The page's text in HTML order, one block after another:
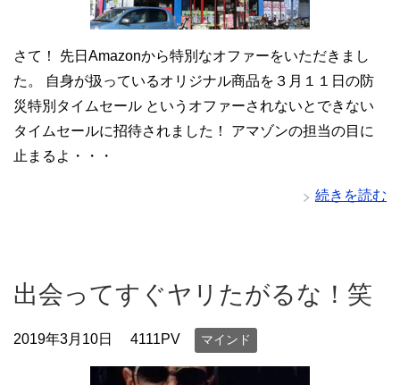
さて！ 先日Amazonから特別なオファーをいただきまし
た。 自身が扱っているオリジナル商品を３月１１日の防
災特別タイムセール というオファーされないとできない
タイムセールに招待されました！ アマゾンの担当の目に
止まるよ・・・
続きを読む
出会ってすぐヤリたがるな！笑
2019年3月10日 4111PV マインド